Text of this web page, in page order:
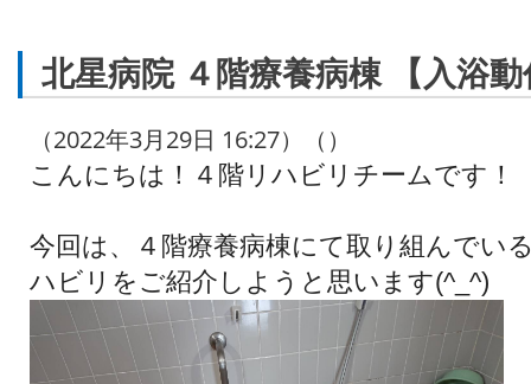
北星病院 ４階療養病棟 【入浴
（2022年3月29日 16:27）（）
こんにちは！４階リハビリチームです！
今回は、４階療養病棟にて取り組んでい
ハビリをご紹介しようと思います(^_^)